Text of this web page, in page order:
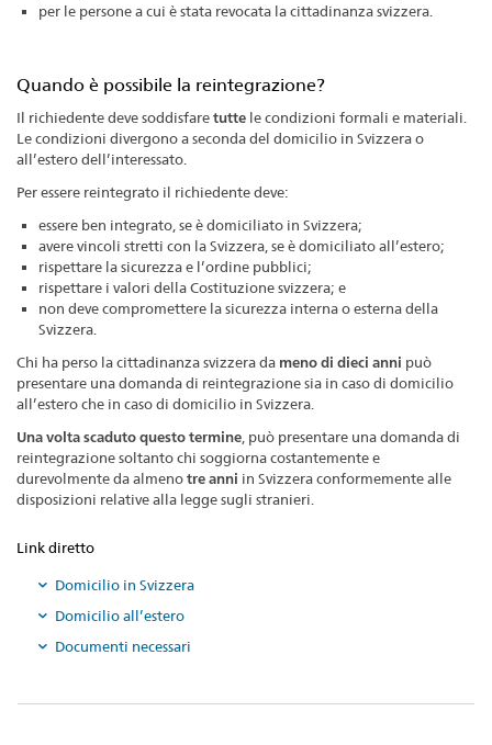
per le persone a cui è stata revocata la cittadinanza svizzera.
Quando è possibile la reintegrazione?
Il richiedente deve soddisfaretutte le condizioni formali e materiali.
Le condizioni divergono a seconda del domicilio in Svizzera o
all’estero dell’interessato.
Per essere reintegrato il richiedente deve:
essere ben integrato, se è domiciliato in Svizzera;
avere vincoli stretti con la Svizzera, se è domiciliato all’estero;
rispettare la sicurezza e l’ordine pubblici;
rispettare i valori della Costituzione svizzera; e
non deve compromettere la sicurezza interna o esterna della
Svizzera.
Chi ha perso la cittadinanza svizzera da meno di dieci anni può
presentare una domanda di reintegrazione sia in caso di domicilio
all’estero che in caso di domicilio in Svizzera.
Una volta scaduto questo termine , può presentare una domanda di
reintegrazione soltanto chi soggiorna costantemente e
durevolmente da almenotre anni in Svizzera conformemente alle
disposizioni relative alla legge sugli stranieri.
Link diretto
Domicilio in Svizzera
Domicilio all’estero
Documenti necessari